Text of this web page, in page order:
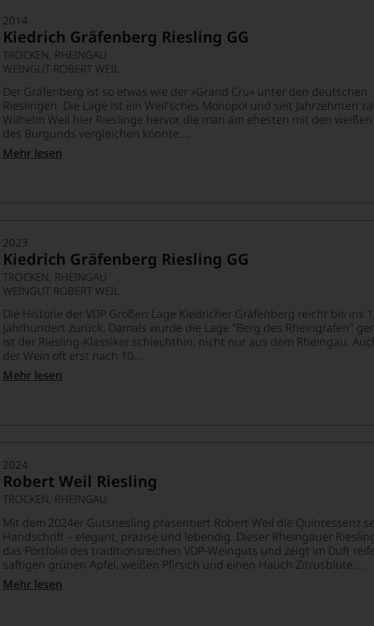
2014
Kiedrich Gräfenberg Riesling GG
TROCKEN, RHEINGAU
WEINGUT ROBERT WEIL
Der Gräfenberg ist so etwas wie der »Grand Cru« unter den deutschen
Rieslingen. Die Lage ist ein Weil’sches Monopol und seit Jahrzehnten
Wilhelm Weil hier Rieslinge hervor, die man am ehesten mit den
des Burgunds vergleichen könnte....
Mehr lesen
2023
Kiedrich Gräfenberg Riesling GG
TROCKEN, RHEINGAU
WEINGUT ROBERT WEIL
Die Historie der VDP Großen Lage Kiedricher Gräfenberg reicht bis ins
Jahrhundert zurück. Damals wurde die Lage "Berg des Rheingrafen"
ist der Riesling-Klassiker schlechthin, nicht nur aus dem Rheingau.
der Wein oft erst nach 10...
Mehr lesen
2024
Robert Weil Riesling
TROCKEN, RHEINGAU
Mit dem 2024er Gutsriesling präsentiert Robert Weil die Quintessenz
Handschrift – elegant, präzise und lebendig. Dieser Rheingauer
das Portfolio des traditionsreichen VDP-Weinguts und zeigt im Duft
saftigen grünen Apfel, weißen Pfirsich und einen Hauch Zitrusblüte....
Mehr lesen